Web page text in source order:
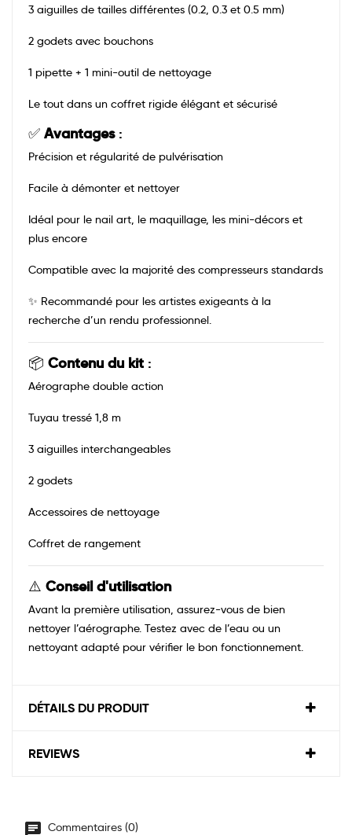
3 aiguilles de tailles différentes (0.2, 0.3 et 0.5 mm)
2 godets avec bouchons
1 pipette + 1 mini-outil de nettoyage
Le tout dans un coffret rigide élégant et sécurisé
✅ Avantages:
Précision et régularité de pulvérisation
Facile à démonter et nettoyer
Idéal pour le nail art, le maquillage, les mini-décors et
plus encore
Compatible avec la majorité des compresseurs standards
✨ Recommandé pour les artistes exigeants à la
recherche d’un rendu professionnel.
📦 Contenu du kit :
Aérographe double action
Tuyau tressé 1,8 m
3 aiguilles interchangeables
2 godets
Accessoires de nettoyage
Coffret de rangement
⚠️ Conseil d'utilisation
Avant la première utilisation, assurez-vous de bien
nettoyer l’aérographe. Testez avec de l’eau ou un
nettoyant adapté pour vérifier le bon fonctionnement.
DÉTAILS DU PRODUIT
REVIEWS
Commentaires (0)